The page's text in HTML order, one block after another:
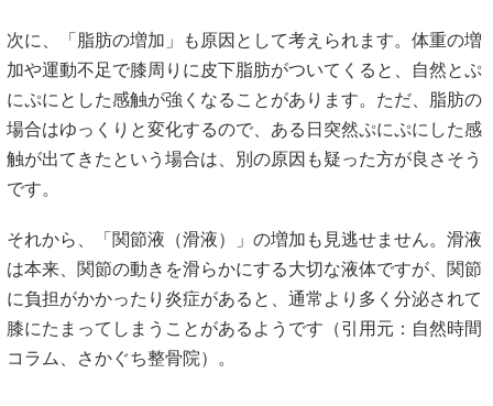
次に、「脂肪の増加」も原因として考えられます。体重の増
加や運動不足で膝周りに皮下脂肪がついてくると、自然とぷ
にぷにとした感触が強くなることがあります。ただ、脂肪の
場合はゆっくりと変化するので、ある日突然ぷにぷにした感
触が出てきたという場合は、別の原因も疑った方が良さそう
です。
それから、「関節液（滑液）」の増加も見逃せません。滑液
は本来、関節の動きを滑らかにする大切な液体ですが、関節
に負担がかかったり炎症があると、通常より多く分泌されて
膝にたまってしまうことがあるようです（引用元： 自然時間
コラム、 さかぐち整骨院）。